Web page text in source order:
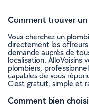
Comment trouver un
Vous cherchez un
directement les
demande auprès de
localisation. AlloVoisins
plombiers,
capables de vous
C’est gratuit, simple et
Comment bien